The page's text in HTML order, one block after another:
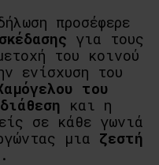
προσέφερε
για τους
του κοινού
ενίσχυση του
του
και η
σε κάθε γωνιά
μια ζεστή
.